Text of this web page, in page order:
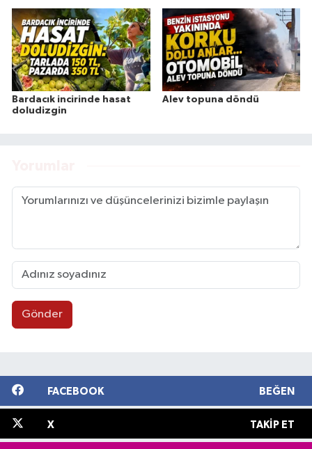
Bardacık incirinde hasat
doludizgin
Alev topuna döndü
Gönder
FACEBOOK BEĞEN
X TAKIP ET